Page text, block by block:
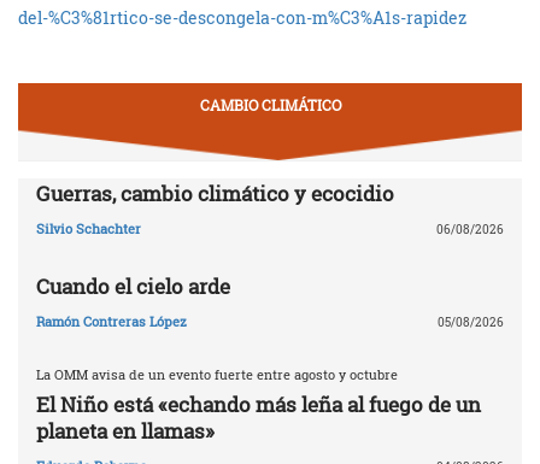
del-%C3%81rtico-se-descongela-con-m%C3%A1s-rapidez
CAMBIO CLIMÁTICO
Guerras, cambio climático y ecocidio
Silvio Schachter 06/08/2026
Cuando el cielo arde
Ramón Contreras López 05/08/2026
La OMM avisa de un evento fuerte entre agosto y octubre
El Niño está «echando más leña al fuego de un
planeta en llamas»